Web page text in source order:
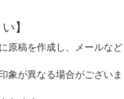
】
原稿を作成し、メールなど
象が異なる場合がございま